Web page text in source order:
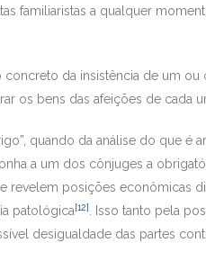
familiaristas a qualquer
da insistência de um
os bens das afeições de cada
quando da análise do que é
a um dos cônjuges a
revelem posições econômicas
patológica[12]. Isso tanto pela
desigualdade das partes